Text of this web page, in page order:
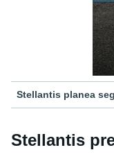
Stellantis planea
Stellantis